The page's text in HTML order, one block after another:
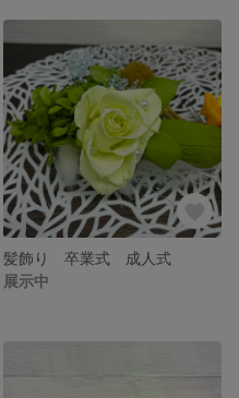
髪飾り 卒業式 成人式
展示中